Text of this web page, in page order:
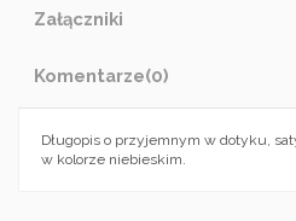
Załączniki
Komentarze(0)
Długopis o przyjemnym w dotyku,
w kolorze niebieskim.